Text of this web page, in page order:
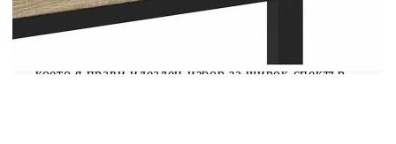
спалня, тогава тази класическа рамка за легло с
елегантен и непреходен дизайн е идеалният
което я прави идеален избор за широк спектър